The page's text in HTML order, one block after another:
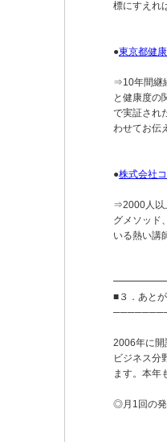
標にすえれ
●東京都健
⇒10年間継
と健康度の
で実証され
わせてお伝
●株式会社
⇒2000人以
グメソッド
いる熱い講
■３．あと
2006年に開
ビジネス分
ます。本年
◎月1回の発